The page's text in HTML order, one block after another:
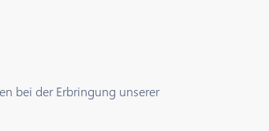
bei der Erbringung unserer